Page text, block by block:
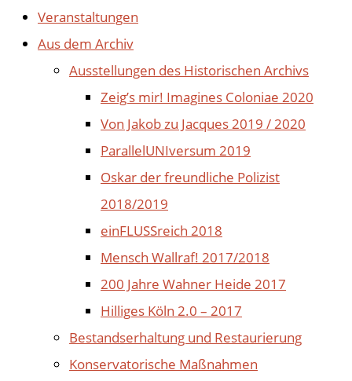
Veranstaltungen
Aus dem Archiv
Ausstellungen des Historischen Archivs
Zeig’s mir! Imagines Coloniae 2020
Von Jakob zu Jacques 2019 / 2020
ParallelUNIversum 2019
Oskar der freundliche Polizist
2018/2019
einFLUSSreich 2018
Mensch Wallraf! 2017/2018
200 Jahre Wahner Heide 2017
Hilliges Köln 2.0 – 2017
Bestandserhaltung und Restaurierung
Konservatorische Maßnahmen